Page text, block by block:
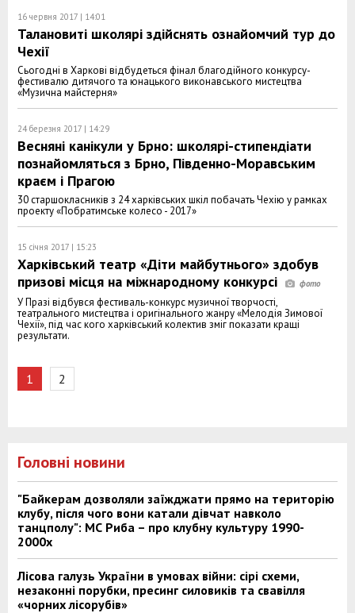
16 червня 2017 | 14:01
Талановиті школярі здійснять ознайомчий тур до
Чехії
Сьогодні в Харкові відбудеться фінал благодійного конкурсу-
фестивалю дитячого та юнацького виконавського мистецтва
«Музична майстерня»
24 березня 2017 | 14:29
Весняні канікули у Брно: школярі-стипендіати
познайомляться з Брно, Південно-Моравським
краєм і Прагою
30 старшокласників з 24 харківських шкіл побачать Чехію у рамках
проекту «Побратимське колесо - 2017»
15 січня 2017 | 15:23
Харківський театр «Діти майбутнього» здобув
призові місця на міжнародному конкурсі
У Празі відбувся фестиваль-конкурс музичної творчості,
театрального мистецтва і оригінального жанру «Мелодія Зимової
Чехії», під час кого харківський колектив зміг показати кращі
результати.
1 2
Головні новини
"Байкерам дозволяли заїжджати прямо на територію
клубу, після чого вони катали дівчат навколо
танцполу": МС Риба – про клубну культуру 1990-
2000х
Лісова галузь України в умовах війни: сірі схеми,
незаконні порубки, пресинг силовиків та свавілля
«чорних лісорубів»